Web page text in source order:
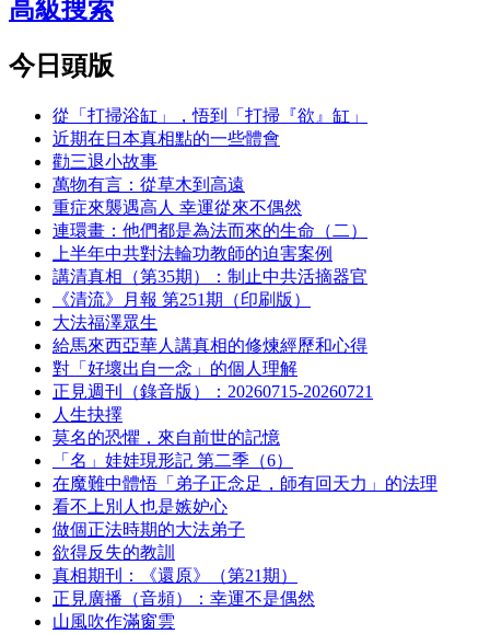
高級搜索
今日頭版
從「打掃浴缸」，悟到「打掃『欲』缸」
近期在日本真相點的一些體會
勸三退小故事
萬物有言：從草木到高遠
重症來襲遇高人 幸運從來不偶然
連環畫：他們都是為法而來的生命（二）
上半年中共對法輪功教師的迫害案例
講清真相（第35期）：制止中共活摘器官
《清流》月報 第251期（印刷版）
大法福澤眾生
給馬來西亞華人講真相的修煉經歷和心得
對「好壞出自一念」的個人理解
正見週刊（錄音版）：20260715-20260721
人生抉擇
莫名的恐懼，來自前世的記憶
「名」娃娃現形記 第二季（6）
在魔難中體悟「弟子正念足，師有回天力」的法理
看不上別人也是嫉妒心
做個正法時期的大法弟子
欲得反失的教訓
真相期刊：《還原》（第21期）
正見廣播（音頻）：幸運不是偶然
山風吹作滿窗雲